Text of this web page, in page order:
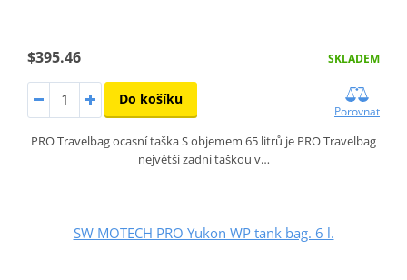
$395.46 SKLADEM
Do košíku
Porovnat
PRO Travelbag ocasní taška S objemem 65 litrů je PRO Travelbag
největší zadní taškou v…
SW MOTECH PRO Yukon WP tank bag. 6 l.